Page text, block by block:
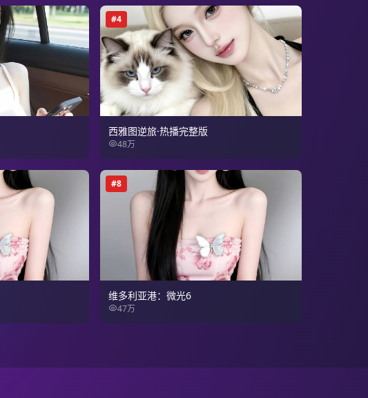
#4
西雅图逆旅·热播完整版
48万
#8
维多利亚港：微光6
47万